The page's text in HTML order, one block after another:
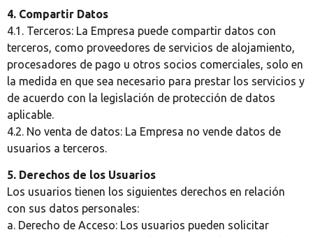
4. Compartir Datos
4.1. Terceros: La Empresa puede compartir datos con
terceros, como proveedores de servicios de alojamiento,
procesadores de pago u otros socios comerciales, solo en
la medida en que sea necesario para prestar los servicios y
de acuerdo con la legislación de protección de datos
aplicable.
4.2. No venta de datos: La Empresa no vende datos de
usuarios a terceros.
5. Derechos de los Usuarios
Los usuarios tienen los siguientes derechos en relación
con sus datos personales:
a. Derecho de Acceso: Los usuarios pueden solicitar